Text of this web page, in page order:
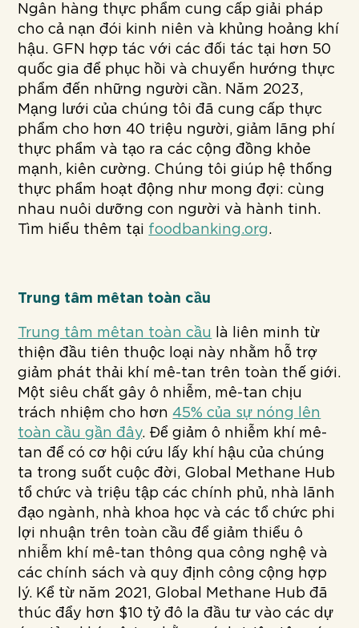
Ngân hàng thực phẩm cung cấp giải pháp
cho cả nạn đói kinh niên và khủng hoảng khí
hậu. GFN hợp tác với các đối tác tại hơn 50
quốc gia để phục hồi và chuyển hướng thực
phẩm đến những người cần. Năm 2023,
Mạng lưới của chúng tôi đã cung cấp thực
phẩm cho hơn 40 triệu người, giảm lãng phí
thực phẩm và tạo ra các cộng đồng khỏe
mạnh, kiên cường. Chúng tôi giúp hệ thống
thực phẩm hoạt động như mong đợi: cùng
nhau nuôi dưỡng con người và hành tinh.
Tìm hiểu thêm tại foodbanking.org.
Trung tâm mêtan toàn cầu
Trung tâm mêtan toàn cầu
là liên minh từ
thiện đầu tiên thuộc loại này nhằm hỗ trợ
giảm phát thải khí mê-tan trên toàn thế giới.
Một siêu chất gây ô nhiễm, mê-tan chịu
trách nhiệm cho hơn45% của sự nóng lên
toàn cầu gần đây. Để giảm ô nhiễm khí mê-
tan để có cơ hội cứu lấy khí hậu của chúng
ta trong suốt cuộc đời, Global Methane Hub
tổ chức và triệu tập các chính phủ, nhà lãnh
đạo ngành, nhà khoa học và các tổ chức phi
lợi nhuận trên toàn cầu để giảm thiểu ô
nhiễm khí mê-tan thông qua công nghệ và
các chính sách và quy định công cộng hợp
lý. Kể từ năm 2021, Global Methane Hub đã
thúc đẩy hơn $10 tỷ đô la đầu tư vào các dự